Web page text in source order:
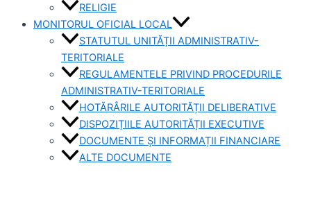
RELIGIE
MONITORUL OFICIAL LOCAL
STATUTUL UNITĂȚII ADMINISTRATIV-
TERITORIALE
REGULAMENTELE PRIVIND PROCEDURILE
ADMINISTRATIV-TERITORIALE
HOTĂRÂRILE AUTORITĂȚII DELIBERATIVE
DISPOZIȚIILE AUTORITĂȚII EXECUTIVE
DOCUMENTE ȘI INFORMAȚII FINANCIARE
ALTE DOCUMENTE